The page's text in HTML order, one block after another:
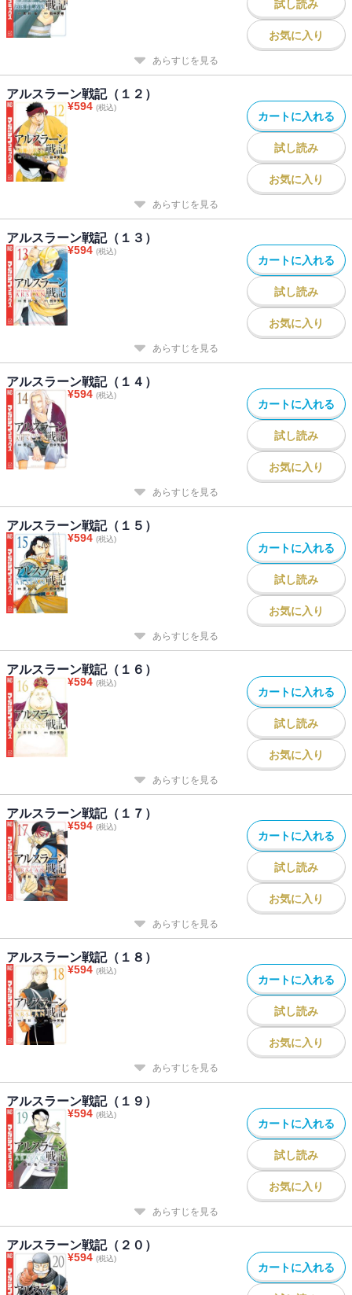
試し読み
お気に入り
あらすじを見る
アルスラーン戦記（１２）
¥594 (税込)
カートに入れる
試し読み
お気に入り
あらすじを見る
アルスラーン戦記（１３）
¥594 (税込)
カートに入れる
試し読み
お気に入り
あらすじを見る
アルスラーン戦記（１４）
¥594 (税込)
カートに入れる
試し読み
お気に入り
あらすじを見る
アルスラーン戦記（１５）
¥594 (税込)
カートに入れる
試し読み
お気に入り
あらすじを見る
アルスラーン戦記（１６）
¥594 (税込)
カートに入れる
試し読み
お気に入り
あらすじを見る
アルスラーン戦記（１７）
¥594 (税込)
カートに入れる
試し読み
お気に入り
あらすじを見る
アルスラーン戦記（１８）
¥594 (税込)
カートに入れる
試し読み
お気に入り
あらすじを見る
アルスラーン戦記（１９）
¥594 (税込)
カートに入れる
試し読み
お気に入り
あらすじを見る
アルスラーン戦記（２０）
¥594 (税込)
カートに入れる